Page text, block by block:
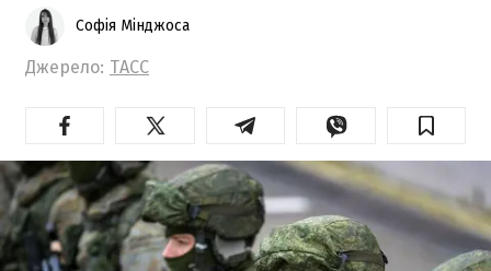
Софія Мінджоса
Джерело: ТАСС